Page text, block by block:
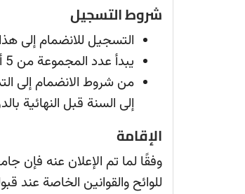
شروط التسجيل
التسجيل للانضمام إلى
يبدأ عدد المجموعة من 5 أشخاص كحدٍ أدنى ويصل إلى 8 طلاب كحدٍ أقصى.
من شروط الانضمام إلى
إلى السنة قبل النهائية
الإقامة
وفقًا لما تم الإعلان عنه فإن
للوائح والقوانين الخاصة عند